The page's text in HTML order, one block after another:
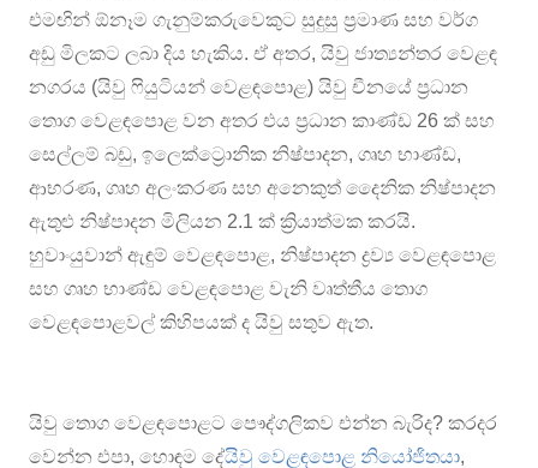
එමඟින් ඕනෑම ගැනුම්කරුවෙකුට සුදුසු ප්‍රමාණ සහ වර්ග
අඩු මිලකට ලබා දිය හැකිය. ඒ අතර, යිවු ජාත්‍යන්තර වෙළඳ
නගරය (යිවු ෆියුටියන් වෙළඳපොළ) යිවු චීනයේ ප්‍රධාන
තොග වෙළඳපොළ වන අතර එය ප්‍රධාන කාණ්ඩ 26 ක් සහ
සෙල්ලම් බඩු, ඉලෙක්ට්‍රොනික නිෂ්පාදන, ගෘහ භාණ්ඩ,
ආභරණ, ගෘහ අලංකරණ සහ අනෙකුත් දෛනික නිෂ්පාදන
ඇතුළු නිෂ්පාදන මිලියන 2.1 ක් ක්‍රියාත්මක කරයි.
හුවාංයුවාන් ඇඳුම් වෙළඳපොළ, නිෂ්පාදන ද්‍රව්‍ය වෙළඳපොළ
සහ ගෘහ භාණ්ඩ වෙළඳපොළ වැනි වෘත්තීය තොග
වෙළඳපොළවල් කිහිපයක් ද යිවු සතුව ඇත.
යිවු තොග වෙළඳපොළට පෞද්ගලිකව එන්න බැරිද? කරදර
වෙන්න එපා, හොඳම දේයිවු වෙළඳපොළ නියෝජිතයා,